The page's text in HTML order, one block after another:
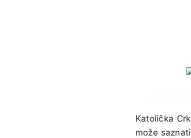
Katolička
može saznati